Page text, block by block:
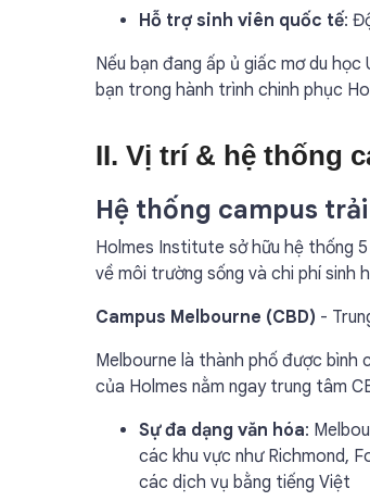
Hỗ trợ sinh viên quốc tế:
Nếu bạn đang ấp ủ giấc mơ du
bạn trong hành trình chinh phục
II. Vị trí & hệ thống
Hệ thống campus
Holmes Institute sở hữu hệ thống
về môi trường sống và chi phí sinh
Campus Melbourne (CBD) -
Melbourne là thành phố được bình
của Holmes nằm ngay trung tâm
Sự đa dạng văn hóa:
các khu vực như Richmond,
các dịch vụ bằng tiếng Việt